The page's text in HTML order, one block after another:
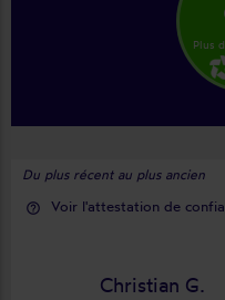
Plus
Du plus récent au plus ancien
help_outline Voir l'attestation de
Christian G.